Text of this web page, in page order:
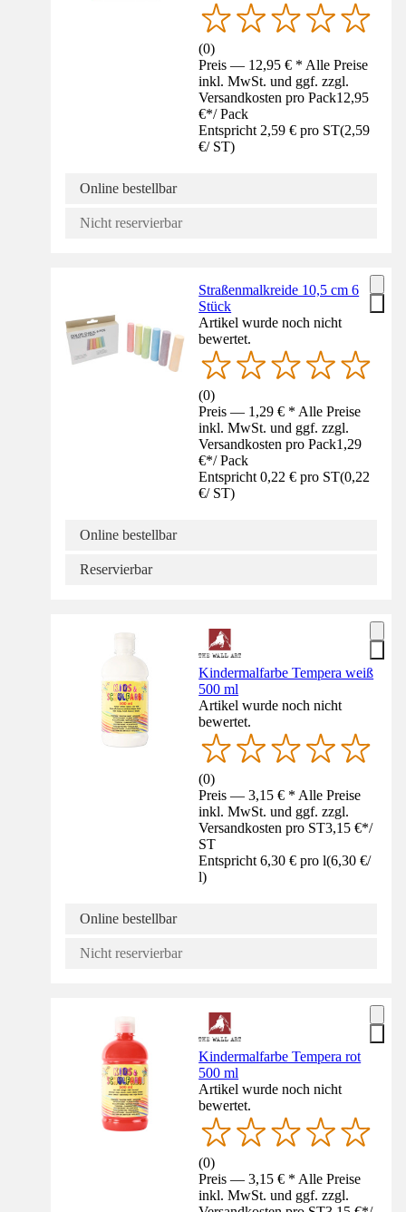
(0)
Preis — 12,95 € * Alle Preise
inkl. MwSt. und ggf. zzgl.
Versandkosten pro Pack12,95
€*/ Pack
Entspricht 2,59 € pro ST(2,59
€/ ST)
Online bestellbar
Nicht reservierbar
Straßenmalkreide 10,5 cm 6
Stück
Artikel wurde noch nicht
bewertet.
(0)
Preis — 1,29 € * Alle Preise
inkl. MwSt. und ggf. zzgl.
Versandkosten pro Pack1,29
€*/ Pack
Entspricht 0,22 € pro ST(0,22
€/ ST)
Online bestellbar
Reservierbar
Kindermalfarbe Tempera weiß
500 ml
Artikel wurde noch nicht
bewertet.
(0)
Preis — 3,15 € * Alle Preise
inkl. MwSt. und ggf. zzgl.
Versandkosten pro ST3,15 €*/
ST
Entspricht 6,30 € pro l(6,30 €/
l)
Online bestellbar
Nicht reservierbar
Kindermalfarbe Tempera rot
500 ml
Artikel wurde noch nicht
bewertet.
(0)
Preis — 3,15 € * Alle Preise
inkl. MwSt. und ggf. zzgl.